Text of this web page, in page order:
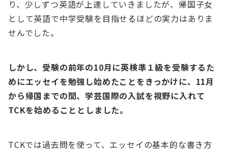
り、少しずつ英語が上達していきましたが、帰国子女
として英語で中学受験を目指せるほどの実力はありま
せんでした。
しかし、受験の前年の10月に英検準１級を受験するた
めにエッセイを勉強し始めたことをきっかけに、11月
から帰国までの間、学芸国際の入試を視野に入れて
TCKを始めることとしました。
TCKでは過去問を使って、エッセイの基本的な書き方